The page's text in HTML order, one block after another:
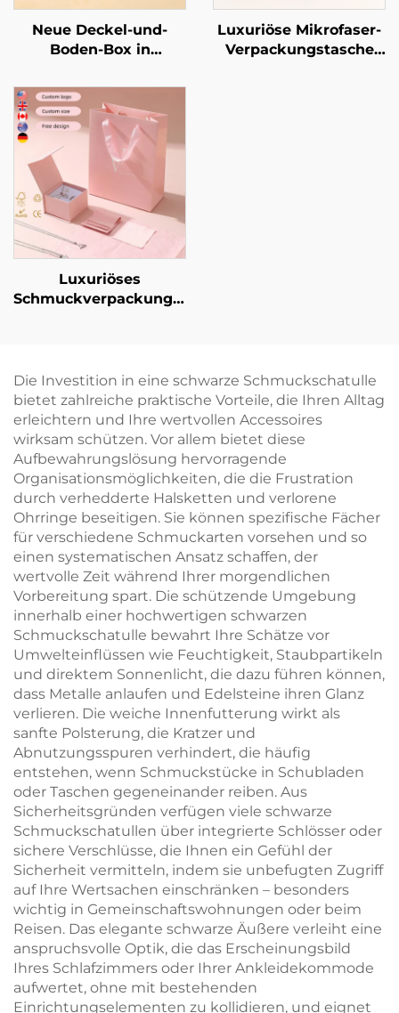
Neue Deckel-und-
Boden-Box in
rechteckig, schlichtes
Muster –
Schmuckverpackungsbox
für Ringe und
Halsketten
Luxuriöse Mikrofaser-
Verpackungstasche
Luxuriöses
Schmuckverpackungsset
Ohrringe mit
Papiertüte –
Großhandel,
personalisiertes
Schmuckverpackungsset,
gebündelt
Die Investition in eine schwarze Schmuckschatulle
bietet zahlreiche praktische Vorteile, die Ihren Alltag
erleichtern und Ihre wertvollen Accessoires
wirksam schützen. Vor allem bietet diese
Aufbewahrungslösung hervorragende
Organisationsmöglichkeiten, die die Frustration
durch verhedderte Halsketten und verlorene
Ohrringe beseitigen. Sie können spezifische Fächer
für verschiedene Schmuckarten vorsehen und so
einen systematischen Ansatz schaffen, der
wertvolle Zeit während Ihrer morgendlichen
Vorbereitung spart. Die schützende Umgebung
innerhalb einer hochwertigen schwarzen
Schmuckschatulle bewahrt Ihre Schätze vor
Umwelteinflüssen wie Feuchtigkeit, Staubpartikeln
und direktem Sonnenlicht, die dazu führen können,
dass Metalle anlaufen und Edelsteine ihren Glanz
verlieren. Die weiche Innenfutterung wirkt als
sanfte Polsterung, die Kratzer und
Abnutzungsspuren verhindert, die häufig
entstehen, wenn Schmuckstücke in Schubladen
oder Taschen gegeneinander reiben. Aus
Sicherheitsgründen verfügen viele schwarze
Schmuckschatullen über integrierte Schlösser oder
sichere Verschlüsse, die Ihnen ein Gefühl der
Sicherheit vermitteln, indem sie unbefugten Zugriff
auf Ihre Wertsachen einschränken – besonders
wichtig in Gemeinschaftswohnungen oder beim
Reisen. Das elegante schwarze Äußere verleiht eine
anspruchsvolle Optik, die das Erscheinungsbild
Ihres Schlafzimmers oder Ihrer Ankleidekommode
aufwertet, ohne mit bestehenden
Einrichtungselementen zu kollidieren, und eignet